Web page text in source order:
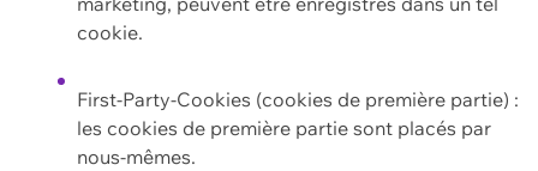
cookie.
First-Party-Cookies (cookies de première partie) :
les cookies de première partie sont placés par
nous-mêmes.